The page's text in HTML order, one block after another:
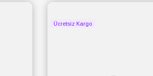
Ücretsiz Kargo